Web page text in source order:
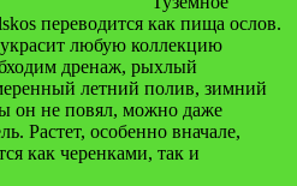
переводится как пища ослов.
любую коллекцию
дренаж, рыхлый
летний полив, зимний
он не повял, можно даже
Растет, особенно вначале,
как черенками, так и